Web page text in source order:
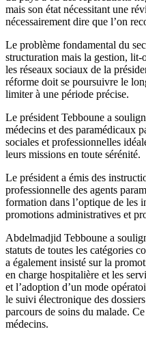
mais son état nécessitant une
nécessairement dire que l’on
Le problème fondamental du
structuration mais la gestion,
les réseaux sociaux de la
réforme doit se poursuivre le
limiter à une période précise.
Le président Tebboune a
médecins et des paramédicaux
sociales et professionnelles
leurs missions en toute sérénité.
Le président a émis des
professionnelle des agents
formation dans l’optique de les
promotions administratives et
Abdelmadjid Tebboune a
statuts de toutes les catégories
a également insisté sur la
en charge hospitalière et les
et l’adoption d’un mode
le suivi électronique des
parcours de soins du malade.
médecins.